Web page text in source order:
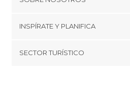
Cookies
Términos y condiciones
INSPÍRATE Y PLANIFICA
SECTOR TURÍSTICO